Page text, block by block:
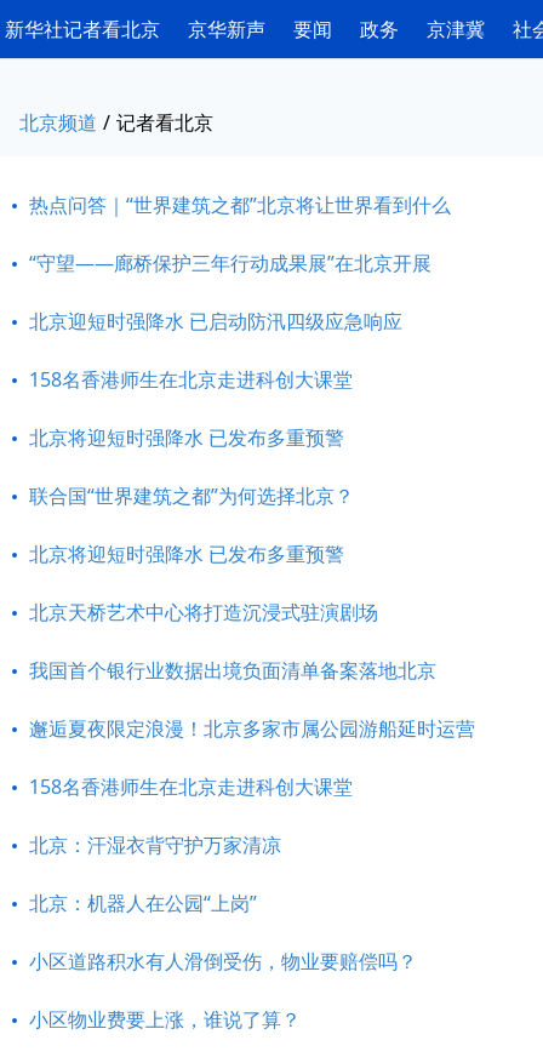
新华社记者看北京 京华新声 要闻 政务 京津冀 社
北京频道 / 记者看北京
热点问答｜“世界建筑之都”北京将让世界看到什么
“守望——廊桥保护三年行动成果展”在北京开展
北京迎短时强降水 已启动防汛四级应急响应
158名香港师生在北京走进科创大课堂
北京将迎短时强降水 已发布多重预警
联合国“世界建筑之都”为何选择北京？
北京将迎短时强降水 已发布多重预警
北京天桥艺术中心将打造沉浸式驻演剧场
我国首个银行业数据出境负面清单备案落地北京
邂逅夏夜限定浪漫！北京多家市属公园游船延时运营
158名香港师生在北京走进科创大课堂
北京：汗湿衣背守护万家清凉
北京：机器人在公园“上岗”
小区道路积水有人滑倒受伤，物业要赔偿吗？
小区物业费要上涨，谁说了算？